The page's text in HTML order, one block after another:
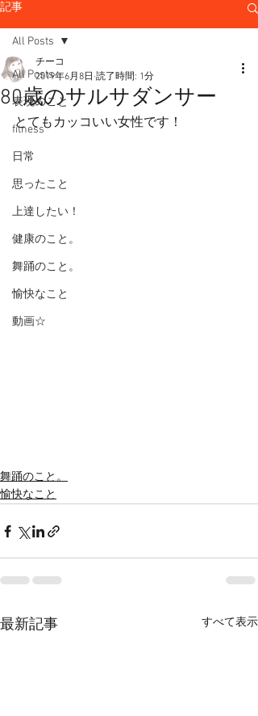
記事
All Posts
表現のこと
fitness
日常
思ったこと
上達したい！
健康のこと。
舞踊のこと。
愉快なこと
動画☆
All Posts
80歳のサルサダンサー
チーコ
2019年6月8日 読了時間: 1分
とてもカッコいい女性です！
舞踊のこと。
愉快なこと
最新記事 すべて表示